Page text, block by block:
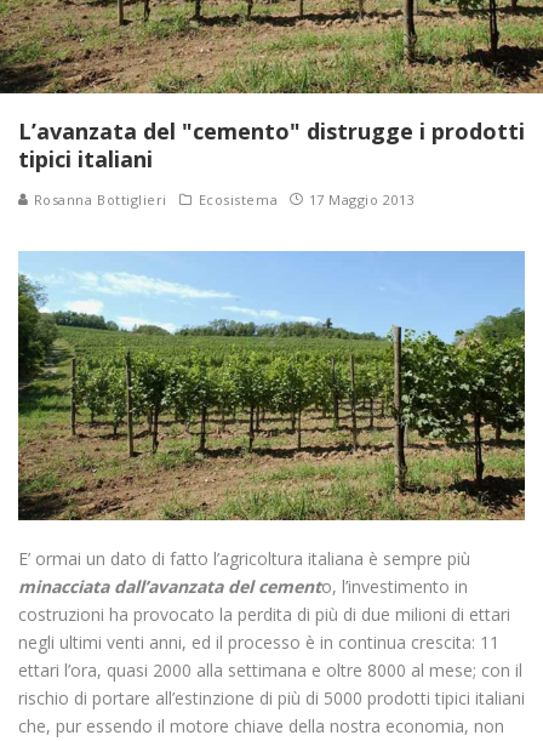
L’avanzata del "cemento" distrugge i prodotti
tipici italiani
Rosanna Bottiglieri Ecosistema 17 Maggio 2013
E’ ormai un dato di fatto l’agricoltura italiana è sempre più
minacciata dall’avanzata del cemento, l’investimento in
costruzioni ha provocato la perdita di più di due milioni di ettari
negli ultimi venti anni, ed il processo è in continua crescita: 11
ettari l’ora, quasi 2000 alla settimana e oltre 8000 al mese; con il
rischio di portare all’estinzione di più di 5000 prodotti tipici italiani
che, pur essendo il motore chiave della nostra economia, non